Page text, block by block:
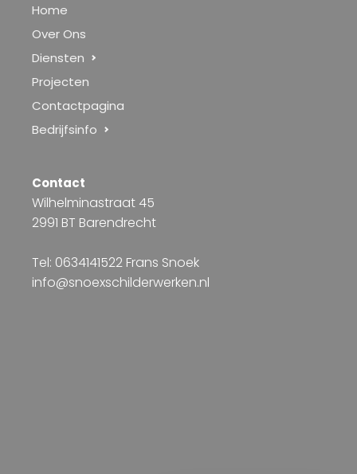
Home
Over Ons
Diensten
Projecten
Contactpagina
Bedrijfsinfo
Contact
Wilhelminastraat 45
2991 BT Barendrecht
Tel: 0634141522 Frans Snoek
info@snoexschilderwerken.nl